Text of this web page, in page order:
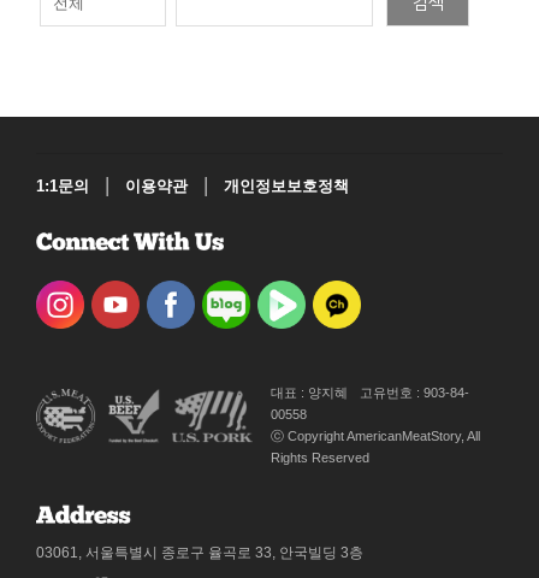
1:1문의 이용약관 개인정보보호정책
대표 : 양지혜
고유번호 : 903-84-
00558
ⓒ Copyright AmericanMeatStory, All
Rights Reserved
03061, 서울특별시 종로구 율곡로 33, 안국빌딩 3층